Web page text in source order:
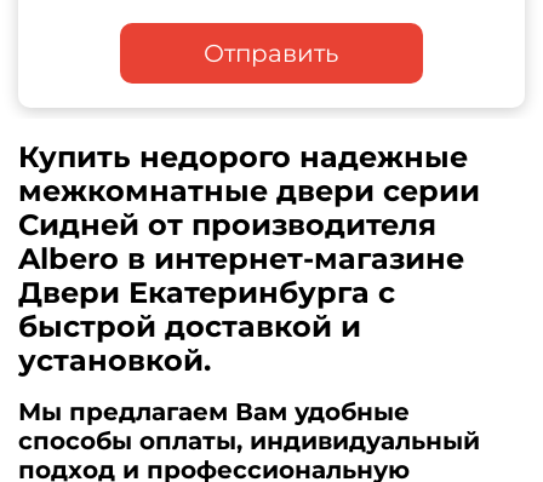
Отправить
Купить недорого надежные
межкомнатные двери серии
Сидней от производителя
Albero в интернет-магазине
Двери Екатеринбурга с
быстрой доставкой и
установкой.
Мы предлагаем Вам удобные
способы оплаты, индивидуальный
подход и профессиональную